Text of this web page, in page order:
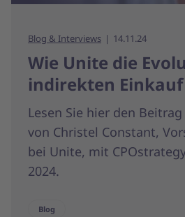
Blog & Interviews 14.11.24
Wie Unite die
indirekten
Lesen Sie hier den
von Christel Constant,
bei Unite, mit
2024.
Blog